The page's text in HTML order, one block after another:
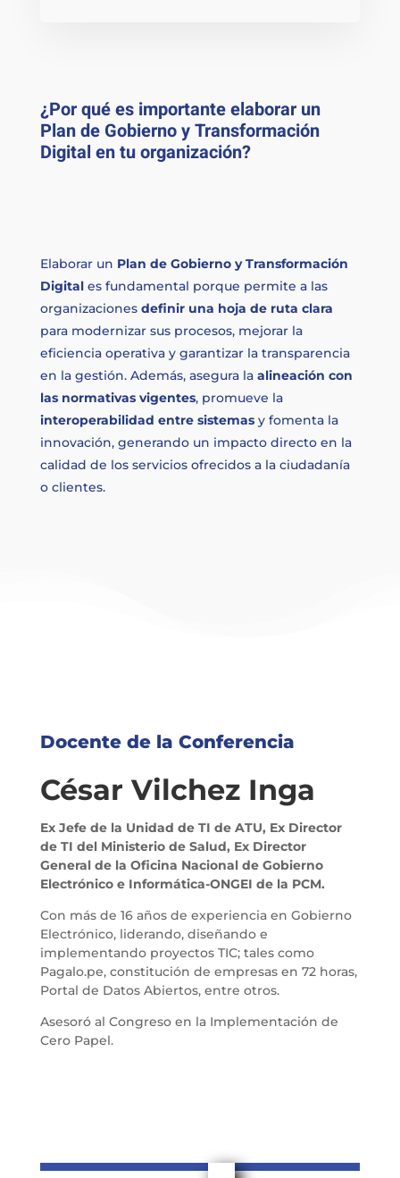
¿Por qué es importante elaborar un
Plan de Gobierno y Transformación
Digital en tu organización?
Elaborar un Plan de Gobierno y Transformación
Digitales fundamental porque permite a las
organizaciones definir una hoja de ruta clara
para modernizar sus procesos, mejorar la
eficiencia operativa y garantizar la transparencia
en la gestión. Además, asegura la alineación con
las normativas vigentes, promueve la
interoperabilidad entre sistemasy fomenta la
innovación, generando un impacto directo en la
calidad de los servicios ofrecidos a la ciudadanía
o clientes.
Docente de la Conferencia
César Vilchez Inga
Ex Jefe de la Unidad de TI de ATU, Ex Director
de TI del Ministerio de Salud, Ex Director
General de la Oficina Nacional de Gobierno
Electrónico e Informática-ONGEI de la PCM.
Con más de 16 años de experiencia en Gobierno
Electrónico, liderando, diseñando e
implementando proyectos TIC; tales como
Pagalo.pe, constitución de empresas en 72 horas,
Portal de Datos Abiertos, entre otros.
Asesoró al Congreso en la Implementación de
Cero Papel.